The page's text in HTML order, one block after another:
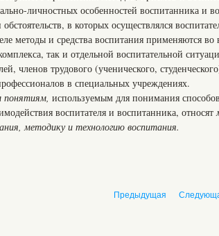
личностных особенностей воспитанника и
в которых осуществлялся
методы и средства воспитания применяются
так и отдельной воспитательной
членов трудового (ученического,
в специальных учреждениях.
понятиям, используемым для понимания
воспитателя и воспитанника, относят
методику и технологию воспитания.
Предыдущая